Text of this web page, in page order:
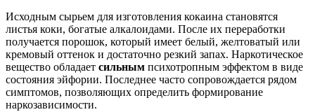
Исходным сырьем для изготовления кокаина становятся
листья коки, богатые алкалоидами. После их переработки
получается порошок, который имеет белый, желтоватый или
кремовый оттенок и достаточно резкий запах. Наркотическое
вещество обладает сильным психотропным эффектом в виде
состояния эйфории. Последнее часто сопровождается рядом
симптомов, позволяющих определить формирование
наркозависимости.